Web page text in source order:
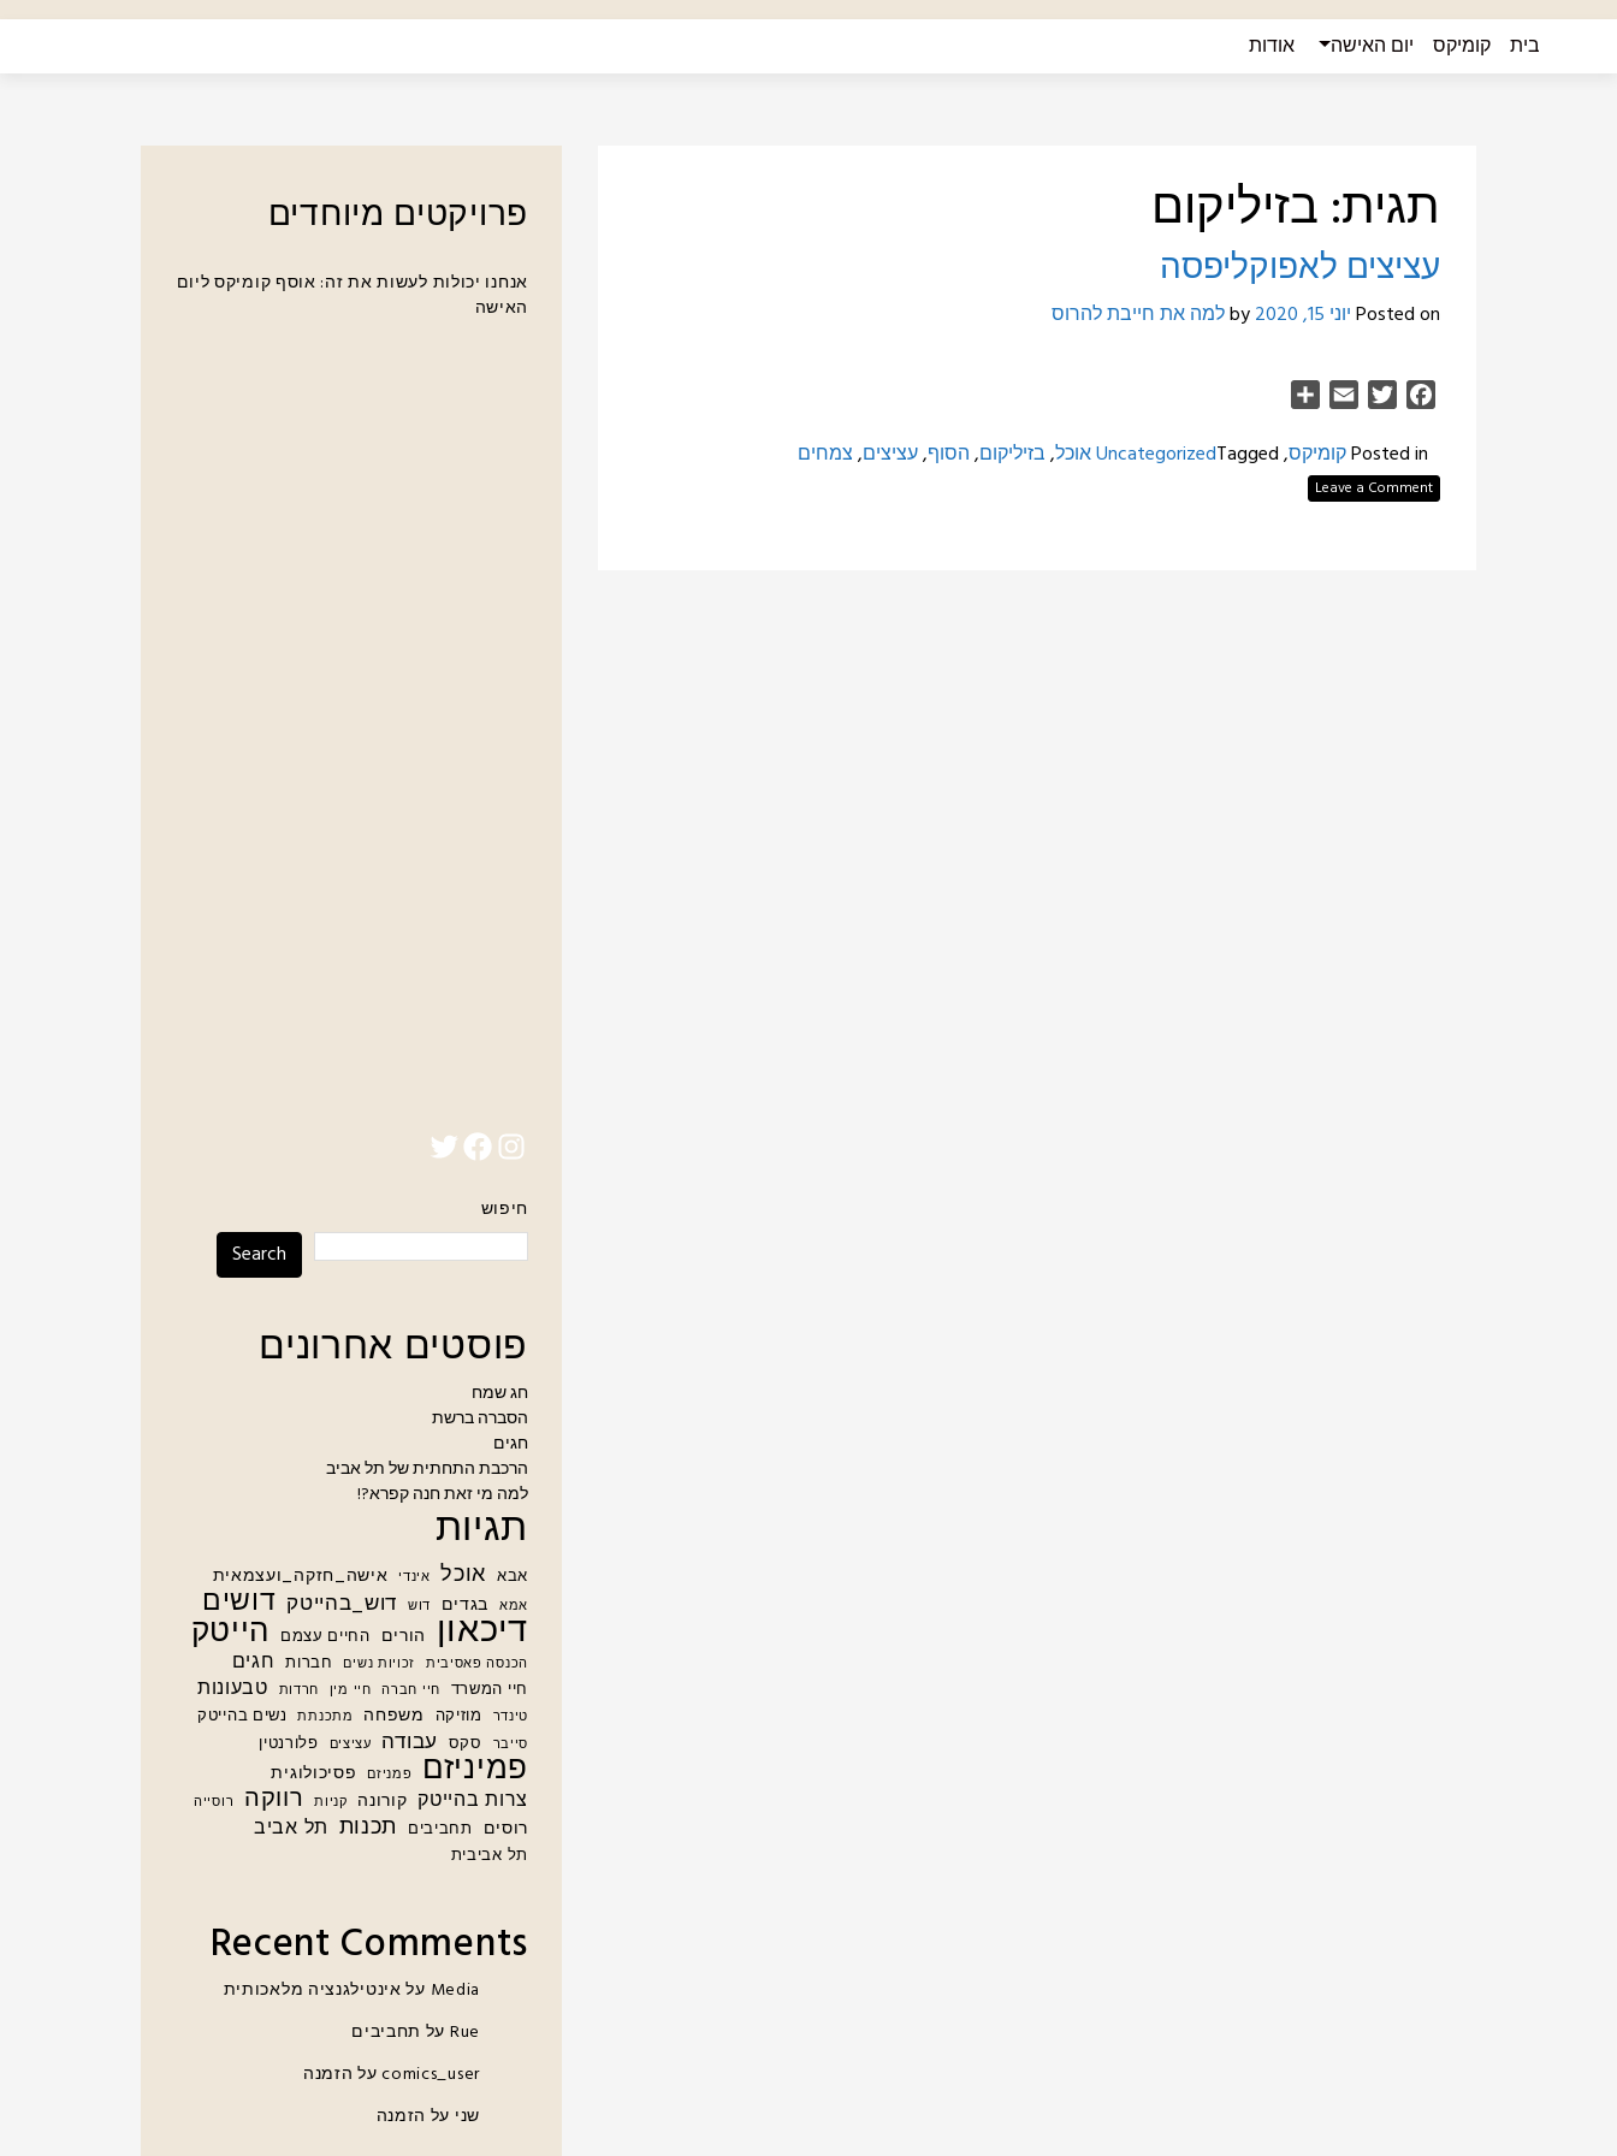
Skip
בית קומיקס יום האישה אודות
תגית: בזיליקום
עציצים לאפוקליפסה
Posted onיוני 15, 2020 למה את חייבת להרוס
Facebook
Twitter
Email
Posted inקומיקס,
UncategorizedTagged אוכל,בזיליקום,הסוף,עציצים,צמחים
Leave a Comment
פרויקטים מיוחדים
אנחנו יכולות לעשות את זה: אוסף קומיקס ליום
האישה
Instagram
Facebook
Twitter
חיפוש
Search
פוסטים אחרונים
חג שמח
הסברה ברשת
חגים
הרכבת התחתית של תל אביב
למה מי זאת חנה קפרא?!
תגיות
אבא אוכל אינדי אישה_חזקה_ועצמאית
אמא בגדים דוש דוש_בהייטק דושים
דיכאון הורים החיים עצמם הייטק
הכנסה פאסיבית זכויות נשים חברות חגים
חיי המשרד חיי חברה חיי מין חרדות טבעונות
טינדר מוזיקה משפחה מתכנתת נשים בהייטק
סייבר סקס עבודה עציצים פלורנטין
פמיניזם פמניזם פסיכולוגית
צרות בהייטק קורונה קניות רווקה רוסייה
רוסים תחביבים תכנות תל אביב
תל אביבית
Recent Comments
Media עלאינטילגנציה מלאכותית
Rue על תחביבים
comics_userעל הזמנה
שני על הזמנה